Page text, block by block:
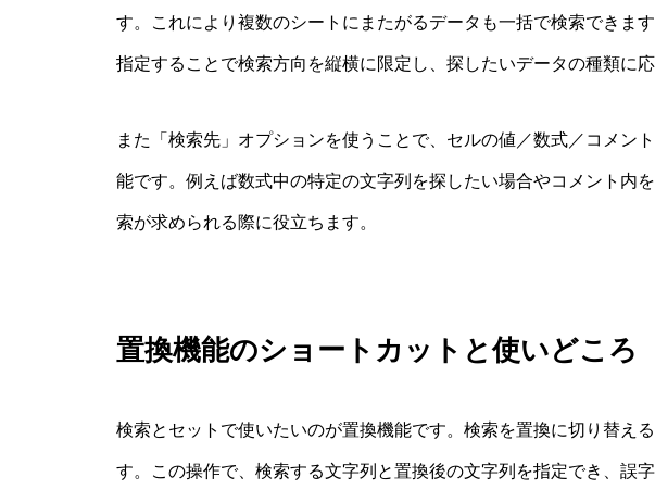
す。これにより複数のシートにまたがるデータも一括で検索できま
指定することで検索方向を縦横に限定し、探したいデータの種類に
また「検索先」オプションを使うことで、セルの値／数式／コメン
能です。例えば数式中の特定の文字列を探したい場合やコメント内
索が求められる際に役立ちます。
置換機能のショートカットと使いどころ
検索とセットで使いたいのが置換機能です。検索を置換に切り替え
す。この操作で、検索する文字列と置換後の文字列を指定でき、誤